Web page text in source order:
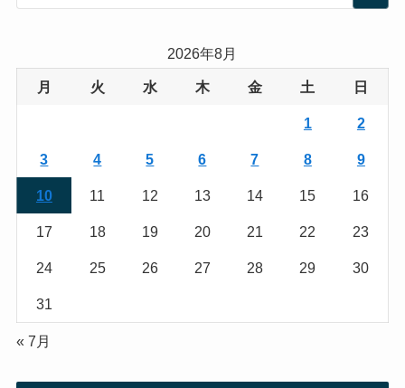
e
2026年8月
月 火 水 木 金 土 日
1 2
3 4 5 6 7 8 9
10 11 12 13 14 15 16
17 18 19 20 21 22 23
24 25 26 27 28 29 30
31
« 7月